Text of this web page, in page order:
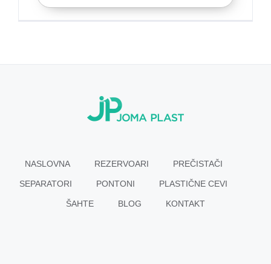
NASLOVNA REZERVOARI PREČISTAČI
SEPARATORI PONTONI PLASTIČNE CEVI
ŠAHTE BLOG KONTAKT